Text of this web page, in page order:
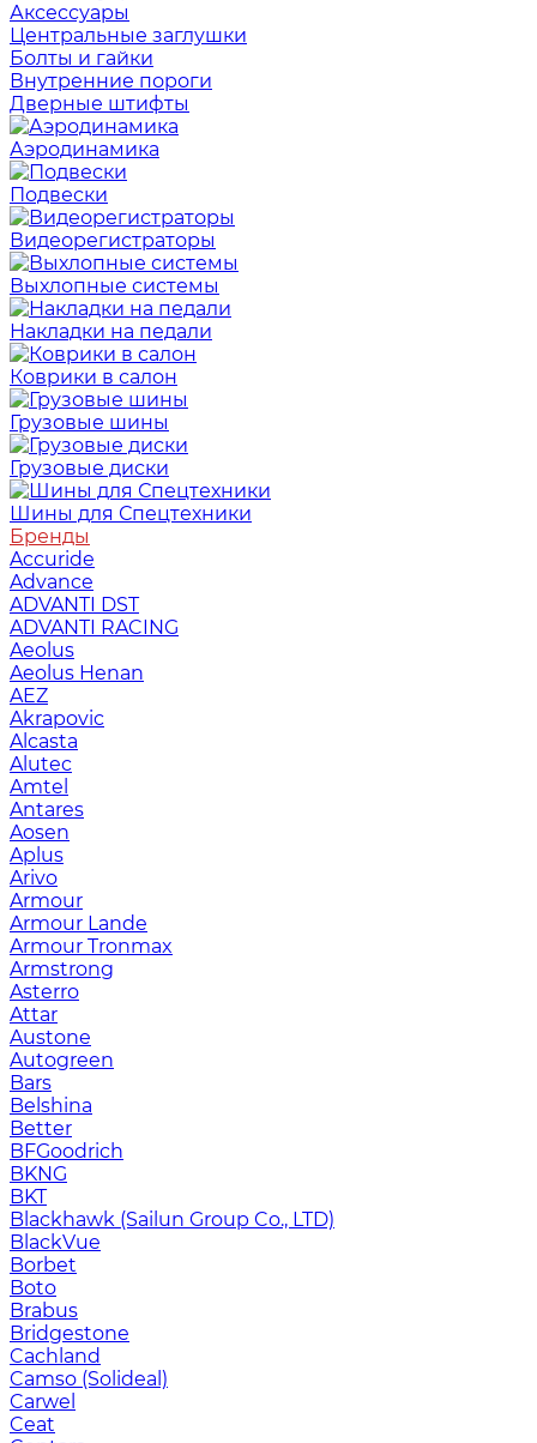
Аксессуары
Центральные заглушки
Болты и гайки
Внутренние пороги
Дверные штифты
Аэродинамика
Подвески
Видеорегистраторы
Выхлопные системы
Накладки на педали
Коврики в салон
Грузовые шины
Грузовые диски
Шины для Спецтехники
Бренды
Accuride
Advance
ADVANTI DST
ADVANTI RACING
Aeolus
Aeolus Henan
AEZ
Akrapovic
Alcasta
Alutec
Amtel
Antares
Aosen
Aplus
Arivo
Armour
Armour Lande
Armour Tronmax
Armstrong
Asterro
Attar
Austone
Autogreen
Bars
Belshina
Better
BFGoodrich
BKNG
BKT
Blackhawk (Sailun Group Co., LTD)
BlackVue
Borbet
Boto
Brabus
Bridgestone
Cachland
Camso (Solideal)
Carwel
Ceat